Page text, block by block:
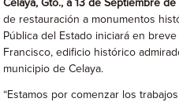
Celaya, Gto., a 13 de Septiembre de
de restauración a monumentos
Pública del Estado iniciará en
Francisco, edificio histórico
municipio de Celaya.
“Estamos por comenzar los